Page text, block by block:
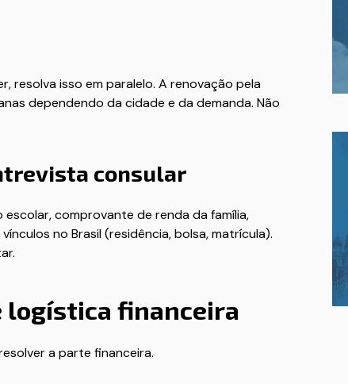
resolva isso em paralelo. A renovação pela
dependendo da cidade e da demanda. Não
consular
comprovante de renda da família,
no Brasil (residência, bolsa, matrícula).
logística financeira
a parte financeira.